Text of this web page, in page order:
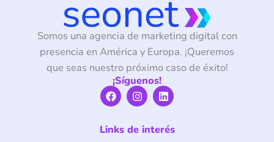
Somos una agencia de marketing digital con
presencia en América y Europa. ¡Queremos
que seas nuestro próximo caso de éxito!
¡Síguenos!
F
a
c
b
I
n
s
a
L
i
n
k
e
Links de interés